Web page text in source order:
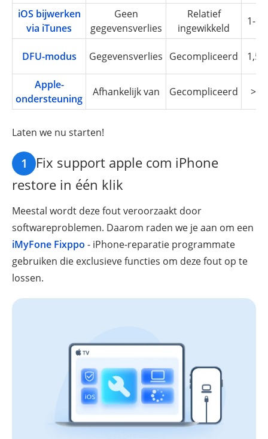
iOS bijwerken
via iTunes
Geen
gegevensverlies
Relatief
ingewikkeld
1-
DFU-modus Gegevensverlies Gecompliceerd 1,5-
Apple-
ondersteuning
Afhankelijk van Gecompliceerd > 1
Laten we nu starten!
1
Fix support apple com iPhone
restore in één klik
Meestal wordt deze fout veroorzaakt door
softwareproblemen. Daarom raden we je aan om een
iMyFone Fixppo - iPhone-reparatie programmate
gebruiken die exclusieve functies om deze fout op te
lossen.